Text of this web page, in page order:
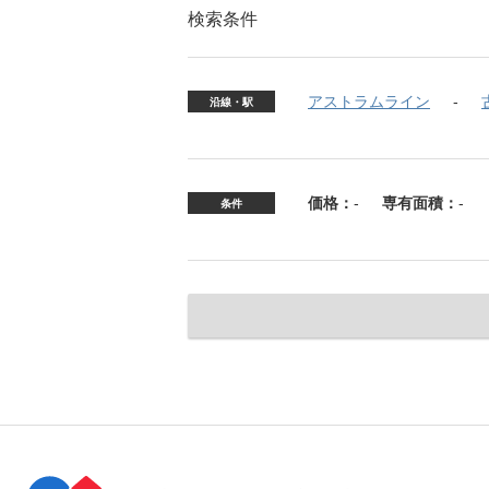
検索条件
沿線・駅 アストラムライン
条件 価格： - 専有面積： -